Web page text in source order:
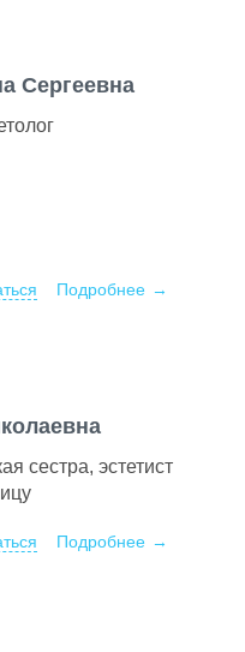
Сергеевна
Подробнее
сестра, эстетист
Подробнее